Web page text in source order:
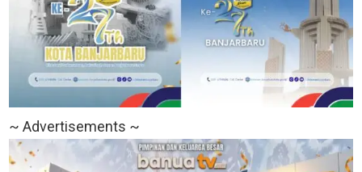
~ Advertisements ~